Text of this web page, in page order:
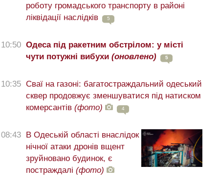
роботу громадського транспорту в районі
ліквідації наслідків
5
10:50 Одеса під ракетним обстрілом: у місті
чути потужні вибухи (оновлено) 5
10:35 Сваї на газоні: багатостраждальний одеський
сквер продовжує зменшуватися під натиском
комерсантів (фото) 4
08:43 В Одеській області внаслідок
нічної атаки дронів вщент
зруйновано будинок, є
постраждалі (фото)